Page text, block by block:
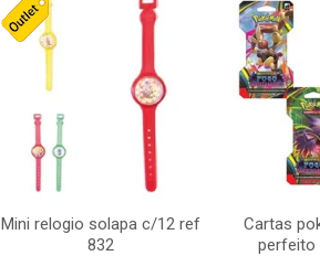
Mini relogio solapa c/12 ref
832
Cartas
perfeito